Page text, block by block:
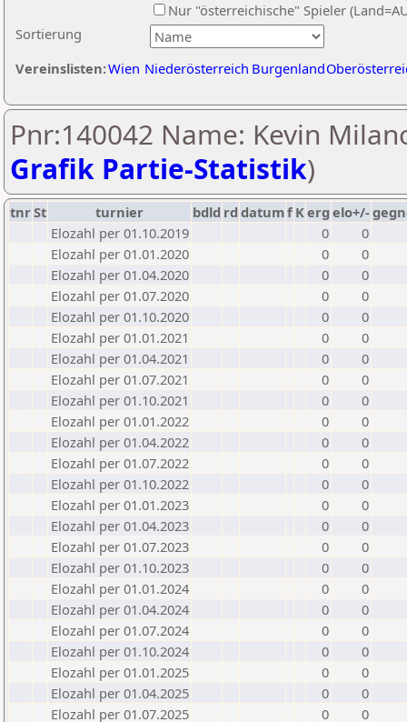
Sortierung
Nur "österreichische" Spieler
Vereinslisten:Wien Niederösterreich Burgenland
Pnr:140042 Name: Kevin
Grafik Partie-Statistik)
tnrSt turnier bdld rd datumf Kerg elo+/-
Elozahl per 01.10.2019
0
0
Elozahl per 01.01.2020
0
0
Elozahl per 01.04.2020
0
0
Elozahl per 01.07.2020
0
0
Elozahl per 01.10.2020
0
0
Elozahl per 01.01.2021
0
0
Elozahl per 01.04.2021
0
0
Elozahl per 01.07.2021
0
0
Elozahl per 01.10.2021
0
0
Elozahl per 01.01.2022
0
0
Elozahl per 01.04.2022
0
0
Elozahl per 01.07.2022
0
0
Elozahl per 01.10.2022
0
0
Elozahl per 01.01.2023
0
0
Elozahl per 01.04.2023
0
0
Elozahl per 01.07.2023
0
0
Elozahl per 01.10.2023
0
0
Elozahl per 01.01.2024
0
0
Elozahl per 01.04.2024
0
0
Elozahl per 01.07.2024
0
0
Elozahl per 01.10.2024
0
0
Elozahl per 01.01.2025
0
0
Elozahl per 01.04.2025
0
0
Elozahl per 01.07.2025
0
0